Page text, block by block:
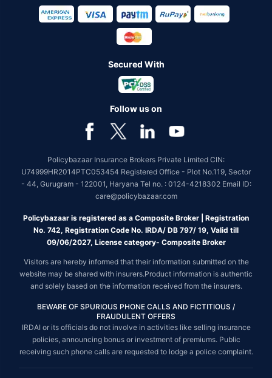
Secured With
Follow us on
Policybazaar Insurance Brokers Private Limited CIN:
U74999HR2014PTC053454 Registered Office - Plot No.119, Sector
- 44, Gurugram - 122001, Haryana Tel no. : 0124-4218302 Email ID:
care@policybazaar.com
Policybazaar is registered as a Composite Broker | Registration
No. 742, Registration Code No. IRDA/ DB 797/ 19, Valid till
09/06/2027, License category- Composite Broker
Visitors are hereby informed that their information submitted on the
website may be shared with insurers.Product information is authentic
and solely based on the information received from the insurers.
BEWARE OF SPURIOUS PHONE CALLS AND FICTITIOUS /
FRAUDULENT OFFERS
IRDAI or its officials do not involve in activities like selling insurance
policies, announcing bonus or investment of premiums. Public
receiving such phone calls are requested to lodge a police complaint.